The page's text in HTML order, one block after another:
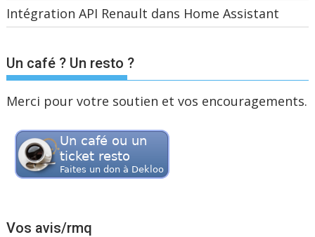
Intégration API Renault dans Home Assistant
Un café ? Un resto ?
Merci pour votre soutien et vos encouragements.
Vos avis/rmq